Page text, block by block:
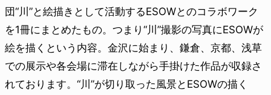
団“川”と絵描きとして活動するESOWとのコラボワーク
を1冊にまとめたもの。つまり“川”撮影の写真にESOWが
絵を描くという内容。金沢に始まり、鎌倉、京都、浅草
での展示や各会場に滞在しながら手掛けた作品が収録さ
れております。“川”が切り取った風景とESOWの描く